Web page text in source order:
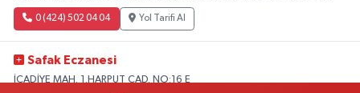
0 (424) 502 04 04 Yol Tarifi Al
Safak Eczanesi
İCADİYE MAH. 1.HARPUT CAD. NO:16 E